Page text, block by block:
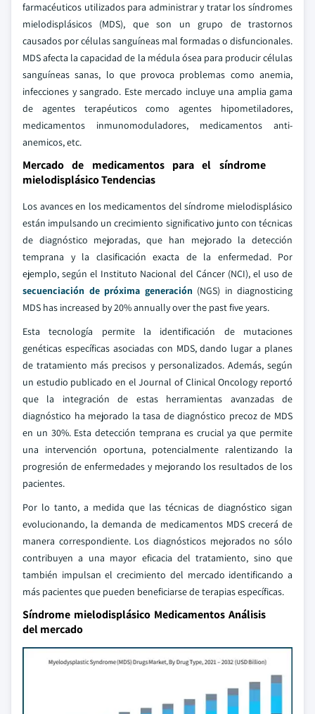
farmacéuticos utilizados para administrar y tratar los síndromes
mielodisplásicos (MDS), que son un grupo de trastornos
causados por células sanguíneas mal formadas o disfuncionales.
MDS afecta la capacidad de la médula ósea para producir células
sanguíneas sanas, lo que provoca problemas como anemia,
infecciones y sangrado. Este mercado incluye una amplia gama
de agentes terapéuticos como agentes hipometiladores,
medicamentos inmunomoduladores, medicamentos anti-
anemicos, etc.
Mercado de medicamentos para el síndrome
mielodisplásico Tendencias
Los avances en los medicamentos del síndrome mielodisplásico
están impulsando un crecimiento significativo junto con técnicas
de diagnóstico mejoradas, que han mejorado la detección
temprana y la clasificación exacta de la enfermedad. Por
ejemplo, según el Instituto Nacional del Cáncer (NCI), el uso de
secuenciación de próxima generación (NGS) in diagnosticing
MDS has increased by 20% annually over the past five years.
Esta tecnología permite la identificación de mutaciones
genéticas específicas asociadas con MDS, dando lugar a planes
de tratamiento más precisos y personalizados. Además, según
un estudio publicado en el Journal of Clinical Oncology reportó
que la integración de estas herramientas avanzadas de
diagnóstico ha mejorado la tasa de diagnóstico precoz de MDS
en un 30%. Esta detección temprana es crucial ya que permite
una intervención oportuna, potencialmente ralentizando la
progresión de enfermedades y mejorando los resultados de los
pacientes.
Por lo tanto, a medida que las técnicas de diagnóstico sigan
evolucionando, la demanda de medicamentos MDS crecerá de
manera correspondiente. Los diagnósticos mejorados no sólo
contribuyen a una mayor eficacia del tratamiento, sino que
también impulsan el crecimiento del mercado identificando a
más pacientes que pueden beneficiarse de terapias específicas.
Síndrome mielodisplásico Medicamentos Análisis
del mercado